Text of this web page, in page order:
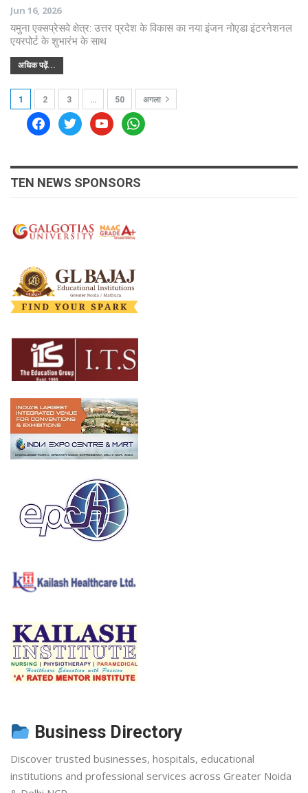
Jun 16, 2026
यमुना एक्सप्रेसवे क्षेत्र: उत्तर प्रदेश के विकास का नया इंजन नोएडा इंटरनेशनल
एयरपोर्ट के शुभारंभ के साथ
अधिक पढ़ें...
1 2 3 … 50 अगला
facebooktwitteryoutubewhatsapp
TEN NEWS SPONSORS
Business Directory
Discover trusted businesses, hospitals, educational
institutions and professional services across Greater Noida